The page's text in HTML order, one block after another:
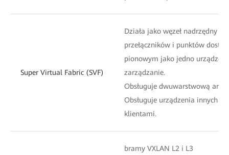
Super Virtual Fabric (SVF)
Działa jako węzeł nadrzędny
przełączników i punktów
pionowym jako jedno
zarządzanie.
Obsługuje dwuwarstwową
Obsługuje urządzenia innych
klientami.
bramy VXLAN L2 i L3